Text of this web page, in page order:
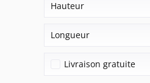
200 ml
1000 ml
Extrait de millepertuis
Lavande
Propolis
Bois d'arolle
Non-tissé
Hauteur
2 cm
20 cm
Longueur
8,5 cm
Livraison gratuite